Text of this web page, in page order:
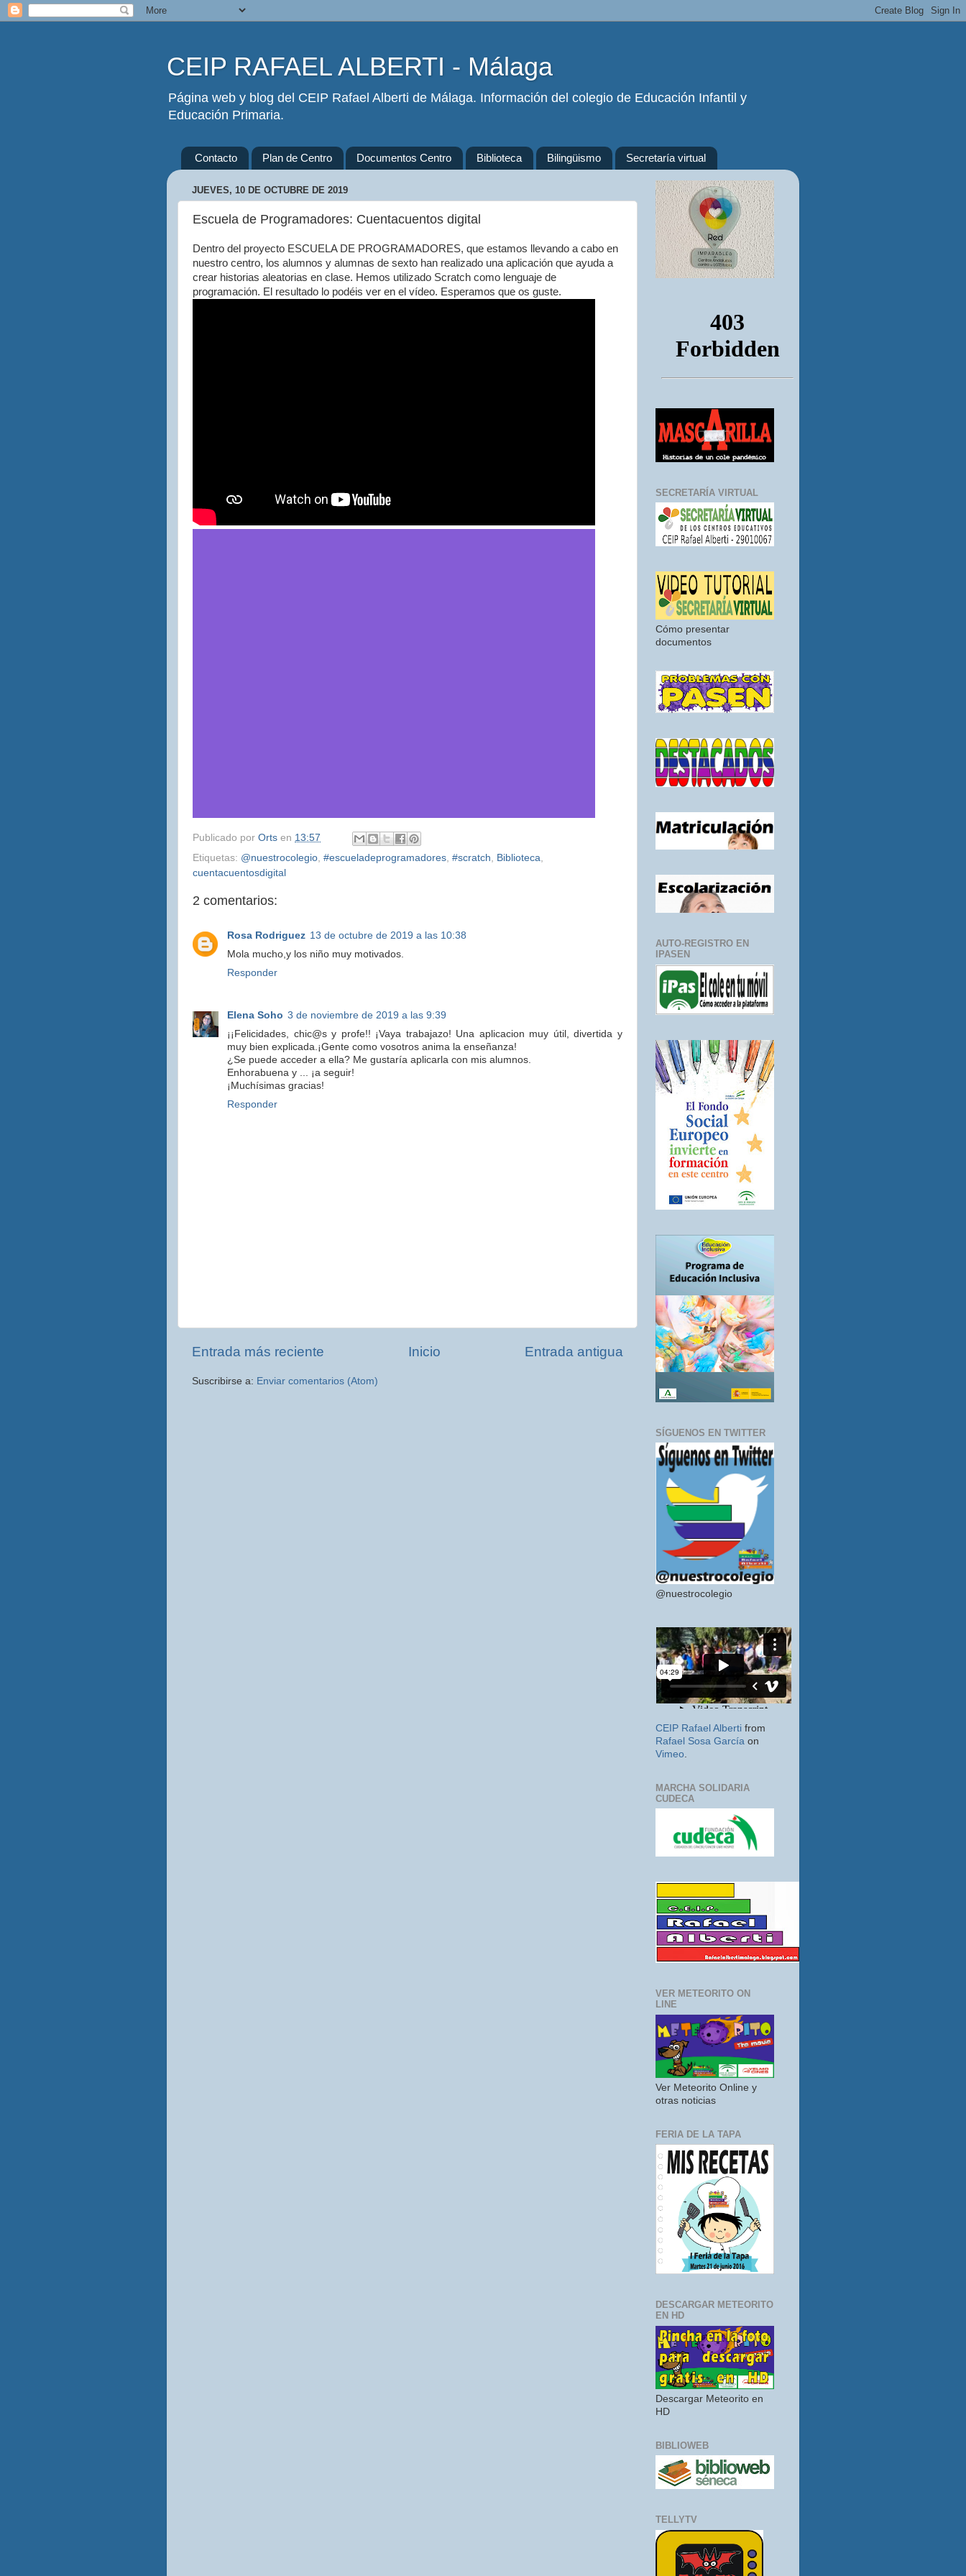
CEIP RAFAEL ALBERTI - Málaga
Página web y blog del CEIP Rafael Alberti de Málaga. Información del colegio de Educación Infantil y
Educación Primaria.
Contacto Plan de Centro Documentos Centro Biblioteca Bilingüismo Secretaría virtual
JUEVES, 10 DE OCTUBRE DE 2019
Escuela de Programadores: Cuentacuentos digital
Dentro del proyecto ESCUELA DE PROGRAMADORES, que estamos llevando a cabo en
nuestro centro, los alumnos y alumnas de sexto han realizado una aplicación que ayuda a
crear historias aleatorias en clase. Hemos utilizado Scratch como lenguaje de
programación. El resultado lo podéis ver en el vídeo. Esperamos que os guste.
Publicado por Orts en 13:57
Etiquetas: @nuestrocolegio #escueladeprogramadores #scratch Biblioteca
cuentacuentosdigital
2 comentarios:
Rosa Rodriguez 13 de octubre de 2019 a las 10:38
Mola mucho,y los niño muy motivados.
Responder
Elena Soho 3 de noviembre de 2019 a las 9:39
¡¡Felicidades, chic@s y profe!! ¡Vaya trabajazo! Una aplicacion muy útil, divertida y
muy bien explicada.¡Gente como vosotros anima la enseñanza!
¿Se puede acceder a ella? Me gustaría aplicarla con mis alumnos.
Enhorabuena y ... ¡a seguir!
¡Muchísimas gracias!
Responder
Entrada más reciente Entrada antigua
Inicio
Suscribirse a: Enviar comentarios (Atom)
SECRETARÍA VIRTUAL
Cómo presentar
documentos
AUTO-REGISTRO EN
IPASEN
SÍGUENOS EN TWITTER
@nuestrocolegio
CEIP Rafael Alberti from
Rafael Sosa García on
Vimeo
MARCHA SOLIDARIA
CUDECA
VER METEORITO ON
LINE
Ver Meteorito Online y
otras noticias
FERIA DE LA TAPA
DESCARGAR METEORITO
EN HD
Descargar Meteorito en
HD
BIBLIOWEB
TELLYTV